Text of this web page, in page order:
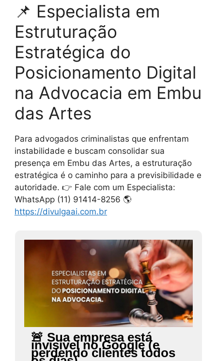
📌 Especialista em
Estruturação
Estratégica do
Posicionamento Digital
na Advocacia em Embu
das Artes
Para advogados criminalistas que enfrentam
instabilidade e buscam consolidar sua
presença em Embu das Artes, a estruturação
estratégica é o caminho para a previsibilidade e
autoridade. 👉 Fale com um Especialista:
WhatsApp (11) 91414-8256 🌎
https://divulgaai.com.br
🚨 Sua empresa está
invisível no Google (e
perdendo clientes todos